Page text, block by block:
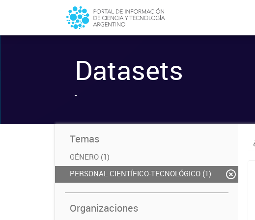
Datasets
-
Temas
GÉNERO (1)
PERSONAL CIENTÍFICO-TECNOLÓGICO (1)
Organizaciones